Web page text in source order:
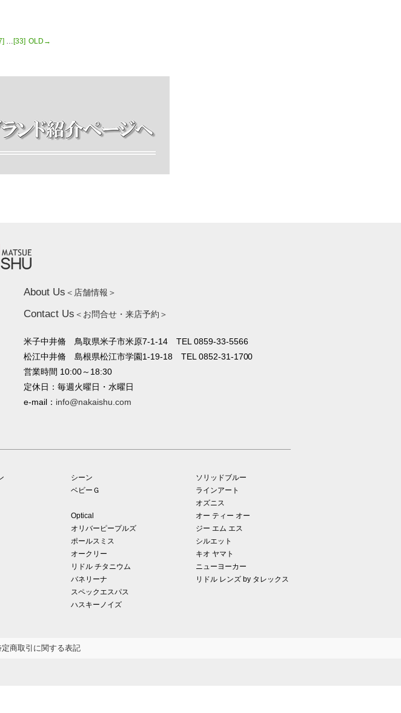
…[33] OLD→
About Us ＜店舗情報＞
Contact Us ＜お問合せ・来店予約＞
米子中井脩 鳥取県米子市米原7-1-14 TEL 0859-33-5566
松江中井脩 島根県松江市学園1-19-18 TEL 0852-31-1700
営業時間 10:00～18:30
定休日：毎週火曜日・水曜日
e-mail： info@nakaishu.com
シーン
ベビーＧ
Optical
オリバーピープルズ
ポールスミス
オークリー
リドル チタニウム
バネリーナ
スペックエスパス
ハスキーノイズ
ソリッドブルー
ラインアート
オズニス
オー ティー オー
ジー エム エス
シルエット
キオ ヤマト
ニューヨーカー
リドル レンズ by タレックス
定商取引に関する表記